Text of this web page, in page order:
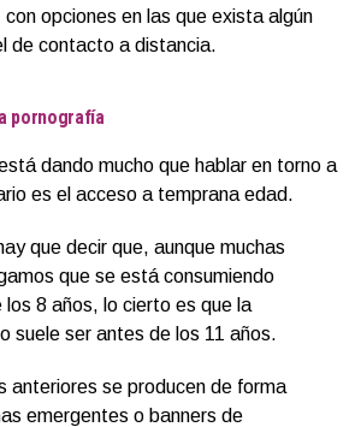
opciones en las que exista algún
de contacto a distancia.
pornografía
dando mucho que hablar en torno a
es el acceso a temprana edad.
que decir que, aunque muchas
que se está consumiendo
8 años, lo cierto es que la
suele ser antes de los 11 años.
anteriores se producen de forma
emergentes o banners de